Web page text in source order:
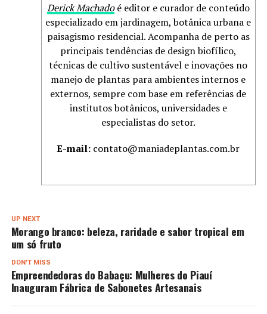
Derick Machadoé editor e curador de conteúdo
especializado em jardinagem, botânica urbana e
paisagismo residencial. Acompanha de perto as
principais tendências de design biofílico,
técnicas de cultivo sustentável e inovações no
manejo de plantas para ambientes internos e
externos, sempre com base em referências de
institutos botânicos, universidades e
especialistas do setor.
E-mail: contato@maniadeplantas.com.br
UP NEXT
Morango branco: beleza, raridade e sabor tropical em
um só fruto
DON'T MISS
Empreendedoras do Babaçu: Mulheres do Piauí
Inauguram Fábrica de Sabonetes Artesanais